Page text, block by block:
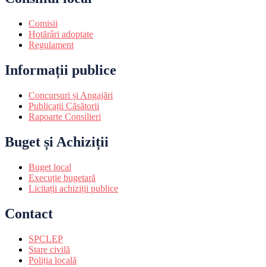
Comisii
Hotărâri adoptate
Regulament
Informații publice
Concursuri și Angajări
Publicații Căsătorii
Rapoarte Consilieri
Buget și Achiziții
Buget local
Execuție bugetară
Licitații achiziții publice
Contact
SPCLEP
Stare civilă
Poliția locală